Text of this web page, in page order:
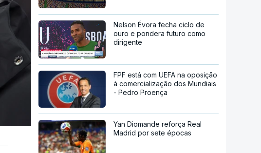
Nelson Évora fecha ciclo de
ouro e pondera futuro como
dirigente
FPF está com UEFA na oposição
à comercialização dos Mundiais
- Pedro Proença
Yan Diomande reforça Real
Madrid por sete épocas